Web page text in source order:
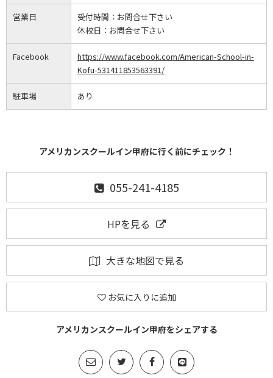
営業日 受付時間： お問合せ下さい
休校日： お問合せ下さい
Facebook
https://www.facebook.com/American-School-in-
Kofu-531411853563391/
駐車場 あり
アメリカンスクールイン甲府に行く前にチェック！
055-241-4185
HPを見る
大きな地図で見る
お気に入りに追加
アメリカンスクールイン甲府をシェアする